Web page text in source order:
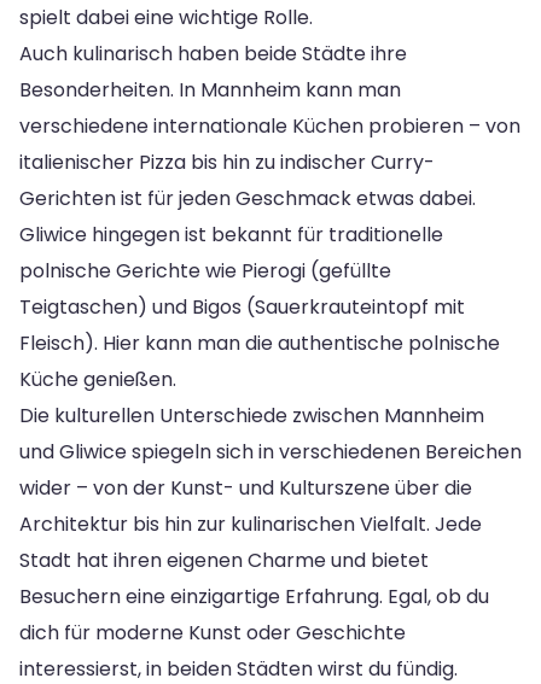
spielt dabei eine wichtige Rolle.
Auch kulinarisch haben beide Städte ihre
Besonderheiten. In Mannheim kann man
verschiedene internationale Küchen probieren – von
italienischer Pizza bis hin zu indischer Curry-
Gerichten ist für jeden Geschmack etwas dabei.
Gliwice hingegen ist bekannt für traditionelle
polnische Gerichte wie Pierogi (gefüllte
Teigtaschen) und Bigos (Sauerkrauteintopf mit
Fleisch). Hier kann man die authentische polnische
Küche genießen.
Die kulturellen Unterschiede zwischen Mannheim
und Gliwice spiegeln sich in verschiedenen Bereichen
wider – von der Kunst- und Kulturszene über die
Architektur bis hin zur kulinarischen Vielfalt. Jede
Stadt hat ihren eigenen Charme und bietet
Besuchern eine einzigartige Erfahrung. Egal, ob du
dich für moderne Kunst oder Geschichte
interessierst, in beiden Städten wirst du fündig.